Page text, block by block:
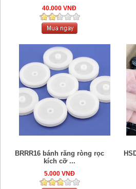
40.000 VNĐ
BRRR16 bánh răng ròng rọc
kích cỡ ...
5.000 VNĐ